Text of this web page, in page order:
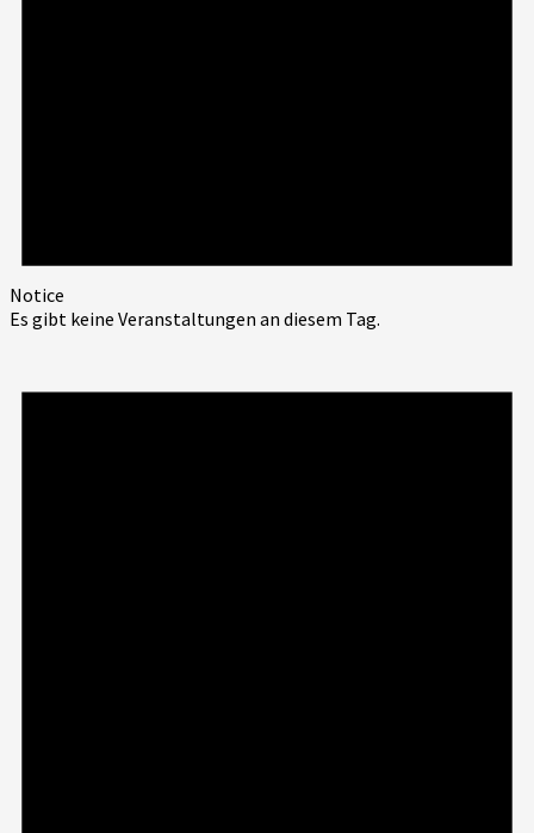
Notice
Es gibt keine Veranstaltungen an diesem Tag.